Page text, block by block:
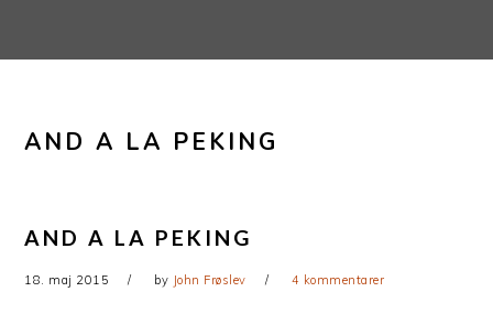
navigation
AND A LA PEKING
AND A LA PEKING
18. maj 2015 by John Frøslev 4 kommentarer